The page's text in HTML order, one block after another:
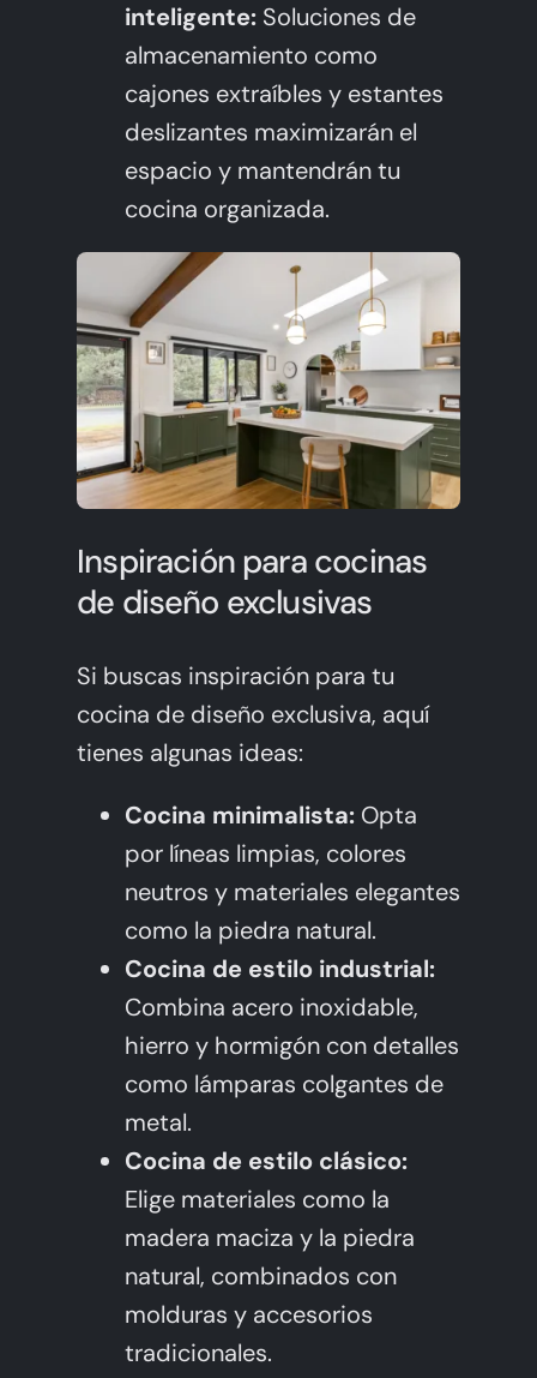
inteligente:Soluciones de
almacenamiento como
cajones extraíbles y estantes
deslizantes maximizarán el
espacio y mantendrán tu
cocina organizada.
Inspiración para cocinas
de diseño exclusivas
Si buscas inspiración para tu
cocina de diseño exclusiva, aquí
tienes algunas ideas:
Cocina minimalista:Opta
por líneas limpias, colores
neutros y materiales elegantes
como la piedra natural.
Cocina de estilo industrial:
Combina acero inoxidable,
hierro y hormigón con detalles
como lámparas colgantes de
metal.
Cocina de estilo clásico:
Elige materiales como la
madera maciza y la piedra
natural, combinados con
molduras y accesorios
tradicionales.